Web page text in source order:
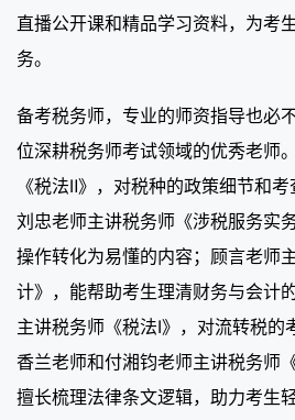
直播公开课和精品学习资料，为考
务。
备考税务师，专业的师资指导也必
位深耕税务师考试领域的优秀老师
《税法Ⅱ》，对税种的政策细节和考
刘忠老师主讲税务师《涉税服务实
操作转化为易懂的内容；顾言老师
计》，能帮助考生理清财务与会计
主讲税务师《税法Ⅰ》，对流转税
香兰老师和付湘钧老师主讲税务师
擅长梳理法律条文逻辑，助力考生